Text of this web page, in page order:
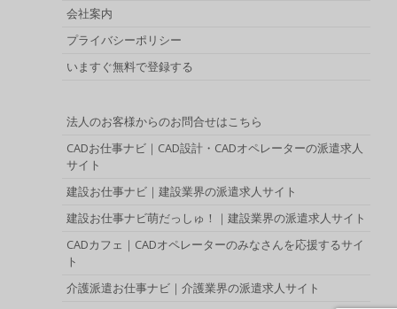
会社案内
プライバシーポリシー
いますぐ無料で登録する
法人のお客様からのお問合せはこちら
CADお仕事ナビ｜CAD設計・CADオペレーターの派遣求人
サイト
建設お仕事ナビ｜建設業界の派遣求人サイト
建設お仕事ナビ萌だっしゅ！｜建設業界の派遣求人サイト
CADカフェ｜CADオペレーターのみなさんを応援するサイ
ト
介護派遣お仕事ナビ｜介護業界の派遣求人サイト